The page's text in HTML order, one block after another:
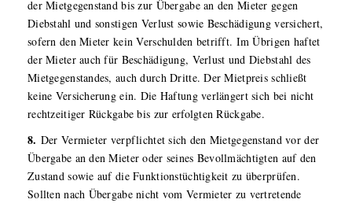
der Mietgegenstand bis zur Übergabe an den Mieter gegen
Diebstahl und sonstigen Verlust sowie Beschädigung versichert,
sofern den Mieter kein Verschulden betrifft. Im Übrigen haftet
der Mieter auch für Beschädigung, Verlust und Diebstahl des
Mietgegenstandes, auch durch Dritte. Der Mietpreis schließt
keine Versicherung ein. Die Haftung verlängert sich bei nicht
rechtzeitiger Rückgabe bis zur erfolgten Rückgabe.
8. Der Vermieter verpflichtet sich den Mietgegenstand vor der
Übergabe an den Mieter oder seines Bevollmächtigten auf den
Zustand sowie auf die Funktionstüchtigkeit zu überprüfen.
Sollten nach Übergabe nicht vom Vermieter zu vertretende